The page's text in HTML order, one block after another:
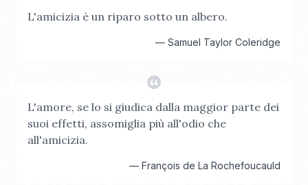
L'amicizia è un riparo sotto un albero.
— Samuel Taylor Coleridge
L'amore, se lo si giudica dalla maggior parte dei
suoi effetti, assomiglia più all'odio che
all'amicizia.
— François de La Rochefoucauld